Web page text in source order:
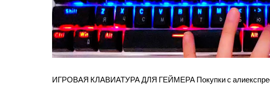
ИГРОВАЯ КЛАВИАТУРА ДЛЯ ГЕЙМЕРА Покупки с